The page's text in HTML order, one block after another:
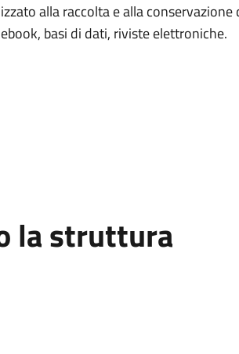
alla raccolta e alla conservazione
basi di dati, riviste elettroniche.
la struttura